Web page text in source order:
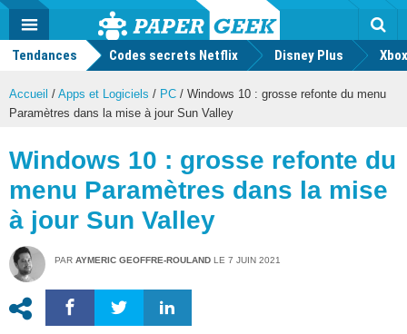
Actu
geek
MENU
Tendances Codes secrets Netflix Disney Plus
Accueil / Apps et Logiciels / PC / Windows 10 : grosse refonte du menu
Paramètres dans la mise à jour Sun Valley
Windows 10 : grosse refonte du
menu Paramètres dans la mise
à jour Sun Valley
PAR AYMERIC GEOFFRE-ROULAND LE 7 JUIN 2021
Mode
FacebookTwitter Youtube